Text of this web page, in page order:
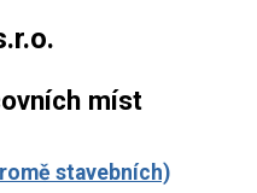
míst
stavebních)